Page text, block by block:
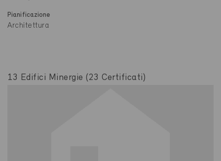
Pianificazione
Architettura
13 Edifici Minergie (23 Certificati)